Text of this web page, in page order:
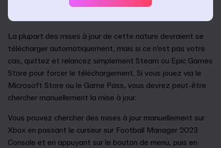
pouvaient pas débloquer le succès "Sur le toit du
La plupart des mises à jour de cette nature devraient se
télécharger automatiquement, mais si ce n'est pas votre
cas, quittez et relancez simplement Steam ou Epic Games
Store pour forcer le téléchargement. Si vous jouez via le
Microsoft Store ou le Game Pass, vous devrez peut-être
chercher manuellement la mise à jour.
Vous pouvez chercher des mises à jour manuellement sur
Xbox en passant le curseur sur Football Manager 2023
Console et en appuyant sur le bouton de menu, puis en